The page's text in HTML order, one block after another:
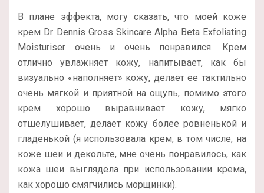
В плане эффекта, могу сказать, что моей коже
крем Dr Dennis Gross Skincare Alpha Beta Exfoliating
Moisturiser очень и очень понравился. Крем
отлично увлажняет кожу, напитывает, как бы
визуально «наполняет» кожу, делает ее тактильно
очень мягкой и приятной на ощупь, помимо этого
крем хорошо выравнивает кожу, мягко
отшелушивает, делает кожу более ровненькой и
гладенькой (я использовала крем, в том числе, на
коже шеи и декольте, мне очень понравилось, как
кожа шеи выглядела при использовании крема,
как хорошо смягчились морщинки).